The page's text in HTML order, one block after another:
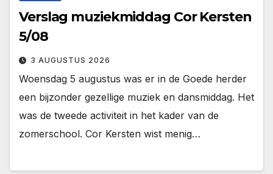
Verslag muziekmiddag Cor Kersten
5/08
3 AUGUSTUS 2026
Woensdag 5 augustus was er in de Goede herder
een bijzonder gezellige muziek en dansmiddag. Het
was de tweede activiteit in het kader van de
zomerschool. Cor Kersten wist menig…